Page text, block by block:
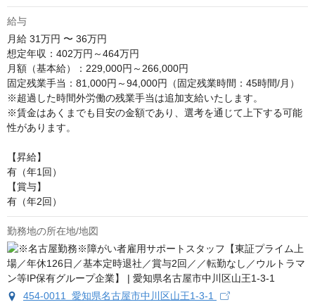
給与
月給 31万円 〜 36万円
想定年収：402万円～464万円
月額（基本給）：229,000円～266,000円
固定残業手当：81,000円～94,000円（固定残業時間：45時間/月）
※超過した時間外労働の残業手当は追加支給いたします。
※賃金はあくまでも目安の金額であり、選考を通じて上下する可能
性があります。
【昇給】
有（年1回）
【賞与】
有（年2回）
勤務地の所在地/地図
454-0011 愛知県名古屋市中川区山王1-3-1